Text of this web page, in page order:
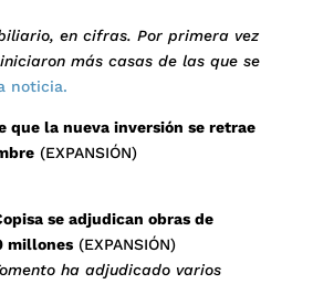
en cifras. Por primera vez
más casas de las que se
noticia.
que la nueva inversión se retrae
(EXPANSIÓN)
se adjudican obras de
millones(EXPANSIÓN)
ha adjudicado varios